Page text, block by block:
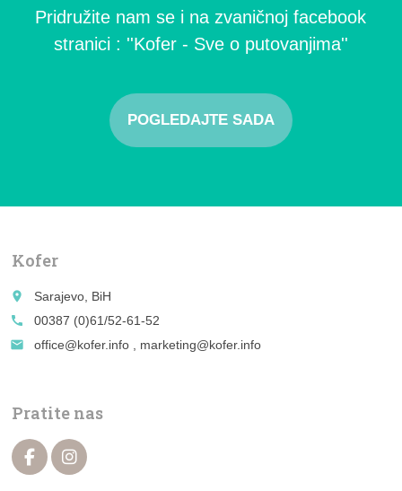
Pridružite nam se i na zvaničnoj facebook
stranici : ''Kofer - Sve o putovanjima''
POGLEDAJTE SADA
Kofer
place
Sarajevo, BiH
call
00387 (0)61/52-61-52
email
office@kofer.info , marketing@kofer.info
Pratite nas